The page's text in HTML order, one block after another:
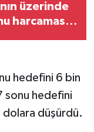
üzerinde
harcaması
hedefini 6 bin
sonu hedefini
düşürdü.